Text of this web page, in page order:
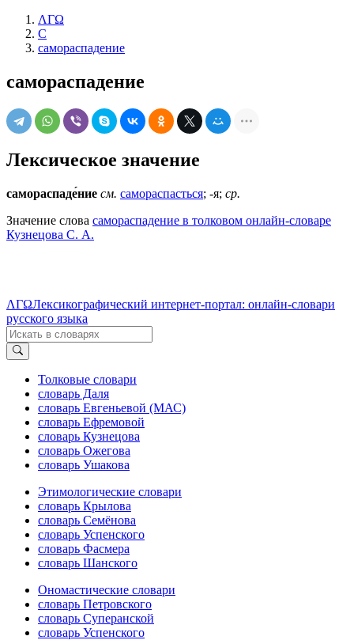
ΛΓΩ
С
самораспадение
самораспадение
Лексическое значение
самораспаде́ние см. самораспасться; -я; ср.
Значение слова самораспадение в толковом онлайн-словаре
Кузнецова С. А.
ΛΓΩЛексикографический интернет-портал: онлайн-словари
русского языка
Толковые словари
словарь Даля
словарь Евгеньевой (МАС)
словарь Ефремовой
словарь Кузнецова
словарь Ожегова
словарь Ушакова
Этимологические словари
словарь Крылова
словарь Семёнова
словарь Успенского
словарь Фасмера
словарь Шанского
Ономастические словари
словарь Петровского
словарь Суперанской
словарь Успенского